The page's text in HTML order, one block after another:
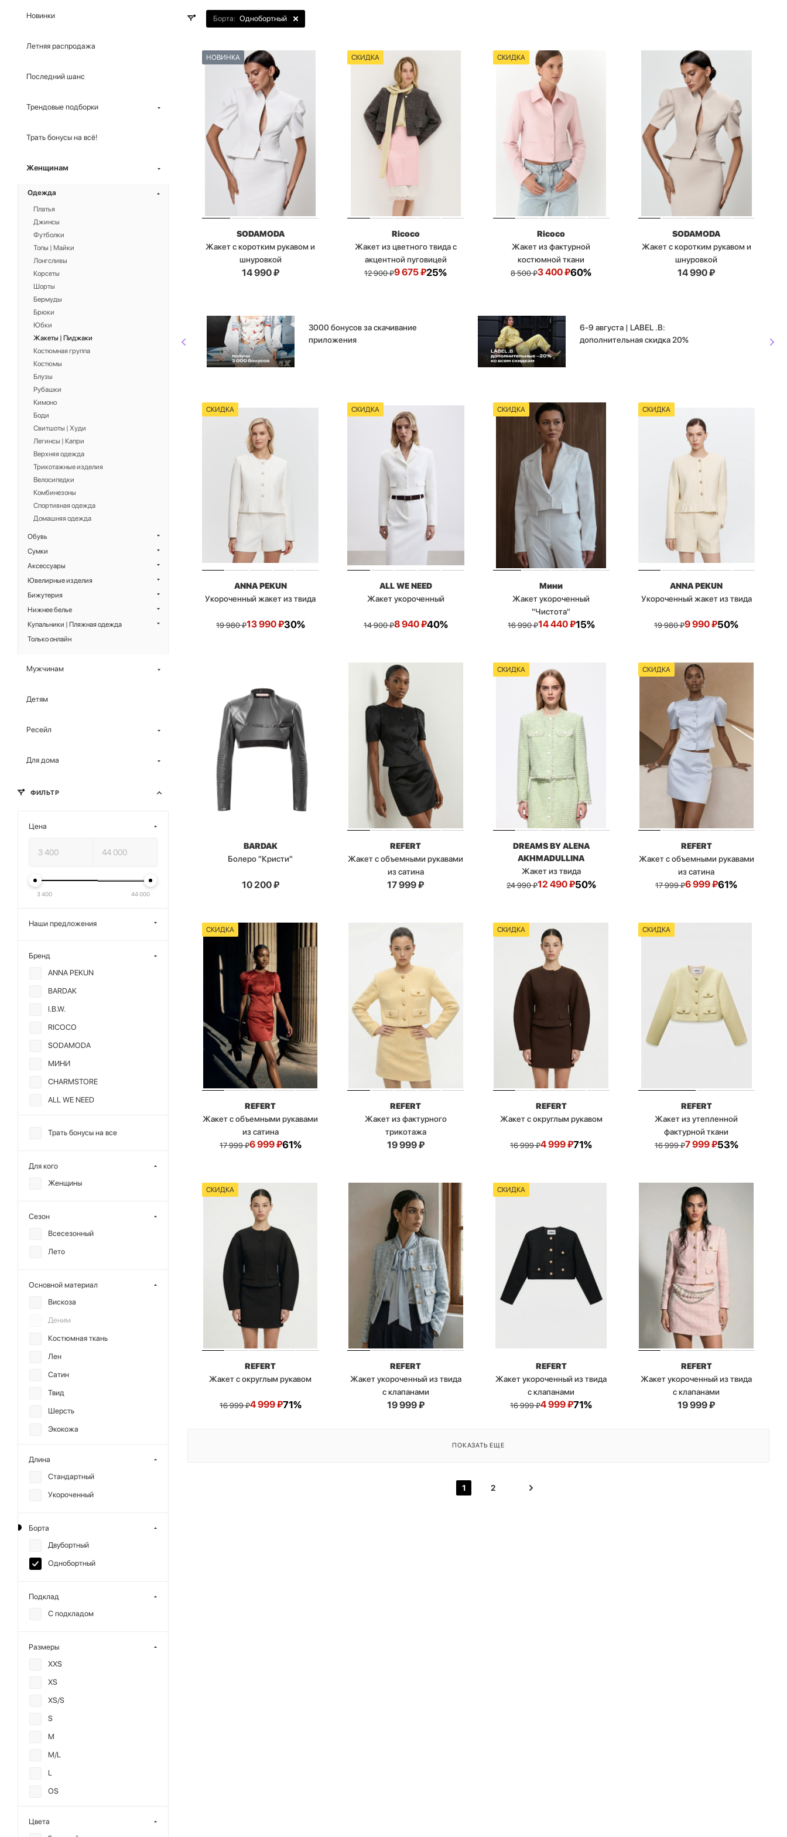
Борта: Однобортный
НОВИНКА
SODAMODA
Жакет с коротким рукавом и
шнуровкой
14 990₽
СКИДКА
Ricoco
Жакет из цветного твида с
акцентной пуговицей
12 900₽9 675₽25%
СКИДКА
Ricoco
Жакет из фактурной
костюмной ткани
8 500₽3 400₽60%
SODAMODA
Жакет с коротким рукавом и
шнуровкой
14 990₽
3000 бонусов за скачивание
приложения
6-9 августа | LABEL .B:
дополнительная скидка 20%
СКИДКА
ANNA PEKUN
Укороченный жакет из твида
19 980₽13 990₽30%
СКИДКА
ALL WE NEED
Жакет укороченный
14 900₽8 940₽40%
СКИДКА
Мини
Жакет укороченный
"Чистота"
16 990₽14 440₽15%
СКИДКА
ANNA PEKUN
Укороченный жакет из твида
19 980₽9 990₽50%
BARDAK
Болеро "Кристи"
10 200₽
REFERT
Жакет с объемными рукавами
из сатина
17 999₽
СКИДКА
DREAMS BY ALENA
AKHMADULLINA
Жакет из твида
24 990₽12 490₽50%
СКИДКА
REFERT
Жакет с объемными рукавами
из сатина
17 999₽6 999₽61%
СКИДКА
REFERT
Жакет с объемными рукавами
из сатина
17 999₽6 999₽61%
REFERT
Жакет из фактурного
трикотажа
19 999₽
СКИДКА
REFERT
Жакет с округлым рукавом
16 999₽4 999₽71%
СКИДКА
REFERT
Жакет из утепленной
фактурной ткани
16 999₽7 999₽53%
СКИДКА
REFERT
Жакет с округлым рукавом
16 999₽4 999₽71%
REFERT
Жакет укороченный из твида
с клапанами
19 999₽
СКИДКА
REFERT
Жакет укороченный из твида
с клапанами
16 999₽4 999₽71%
REFERT
Жакет укороченный из твида
с клапанами
19 999₽
ПОКАЗАТЬ ЕЩЕ
1 2
Новинки
Летняя распродажа
Последний шанс
Трендовые подборки
Трать бонусы на всё!
Женщинам
Одежда
Платья
Джинсы
Футболки
Топы | Майки
Лонгсливы
Корсеты
Шорты
Бермуды
Брюки
Юбки
Жакеты | Пиджаки
Костюмная группа
Костюмы
Блузы
Рубашки
Кимоно
Боди
Свитшоты | Худи
Легинсы | Капри
Верхняя одежда
Трикотажные изделия
Велосипедки
Комбинезоны
Спортивная одежда
Домашняя одежда
Обувь
Сумки
Аксессуары
Ювелирные изделия
Бижутерия
Нижнее белье
Купальники | Пляжная одежда
Только онлайн
Мужчинам
Детям
Ресейл
Для дома
ФИЛЬТР
Цена
3 400 44 000
Наши предложения
Бренд
ANNA PEKUN
BARDAK
I.B.W.
RICOCO
SODAMODA
МИНИ
CHARMSTORE
ALL WE NEED
AKHMADULLINA
SHTRIPLING
Трать бонусы на все
Для кого
Женщины
Сезон
Всесезонный
Лето
Основной материал
Вискоза
Деним
Костюмная ткань
Лен
Сатин
Твид
Шерсть
Экокожа
Длина
Стандартный
Укороченный
Борта
Двубортный
Однобортный
Подклад
С подкладом
Размеры
XXS
XS
XS/S
S
M
M/L
L
OS
Цвета